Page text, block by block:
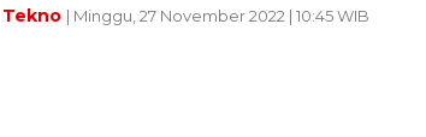
Tekno | Minggu, 27 November 2022 | 10:45 WIB